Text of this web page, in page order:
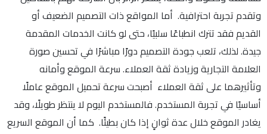
وتقدم تجربة احترافية. أما المواقع ذات التصميم الضعيف أو
القديم فقد تترك انطباعًا سلبيًا، حتى لو كانت الخدمات المقدمة
جيدة. لذلك، تلعب جودة التصميم دورًا مباشرًا في تحسين صورة
العلامة التجارية وزيادة ثقة العملاء. سرعة الموقع وأمانه
وتأثيرهما على ثقة العملاء أصبحت سرعة تحميل الموقع عاملًا
أساسيًا في تجربة المستخدم. فالمستخدم اليوم لا ينتظر طويلًا، وقد
يغادر الموقع خلال عدة ثوانٍ إذا كان بطيئًا. كما أن الموقع السريع